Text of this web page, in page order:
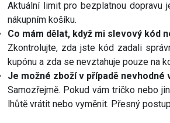
Aktuální limit pro bezplatnou dopravu
nákupním košíku.
Co mám dělat, když mi slevový kód
Zkontrolujte, zda jste kód zadali
kupónu a zda se nevztahuje pouze na
Je možné zboží v případě
Samozřejmě. Pokud vám tričko nebo
lhůtě vrátit nebo vyměnit. Přesný